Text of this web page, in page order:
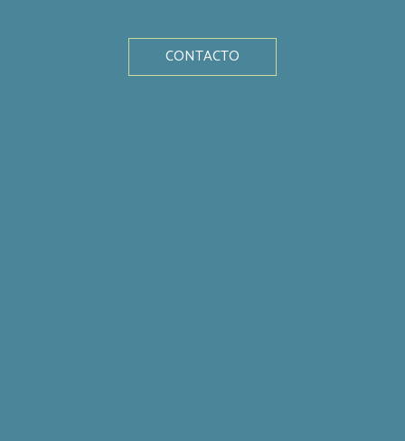
CONTACTO